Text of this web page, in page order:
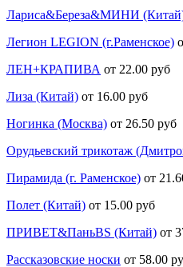
Лариса&Береза&МИНИ
Легион LEGION (г.Раменское)
ЛЕН+КРАПИВА от 22.00 руб
Лиза (Китай) от 16.00 руб
Ногинка (Москва) от 26.50 руб
Орудьевский трикотаж
Пирамида (г. Раменское) от
Полет (Китай) от 15.00 руб
ПРИВЕТ&ПаньBS (Китай) от
Рассказовские носки от 58.00